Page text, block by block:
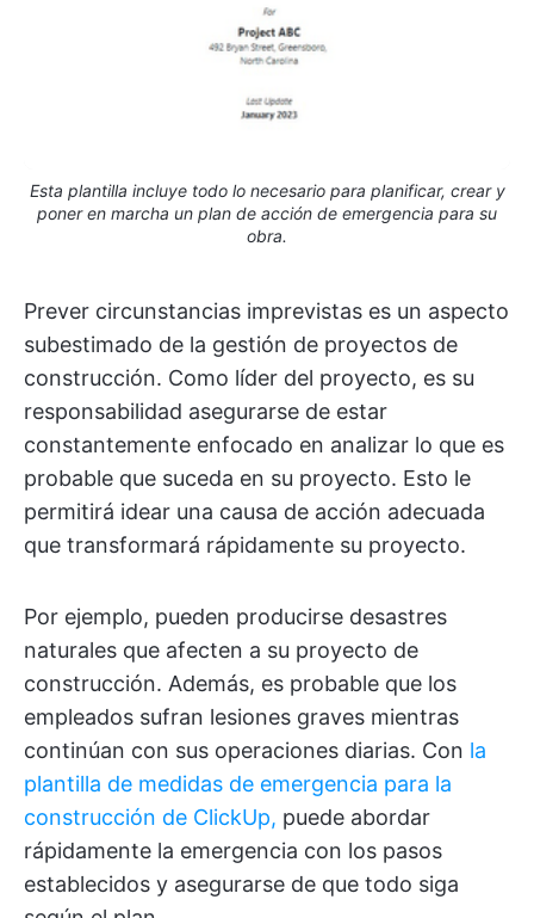
Esta plantilla incluye todo lo necesario para planificar, crear y
poner en marcha un plan de acción de emergencia para su
obra.
Prever circunstancias imprevistas es un aspecto
subestimado de la gestión de proyectos de
construcción. Como líder del proyecto, es su
responsabilidad asegurarse de estar
constantemente enfocado en analizar lo que es
probable que suceda en su proyecto. Esto le
permitirá idear una causa de acción adecuada
que transformará rápidamente su proyecto.
Por ejemplo, pueden producirse desastres
naturales que afecten a su proyecto de
construcción. Además, es probable que los
empleados sufran lesiones graves mientras
continúan con sus operaciones diarias. Con la
plantilla de medidas de emergencia para la
construcción de ClickUp, puede abordar
rápidamente la emergencia con los pasos
establecidos y asegurarse de que todo siga